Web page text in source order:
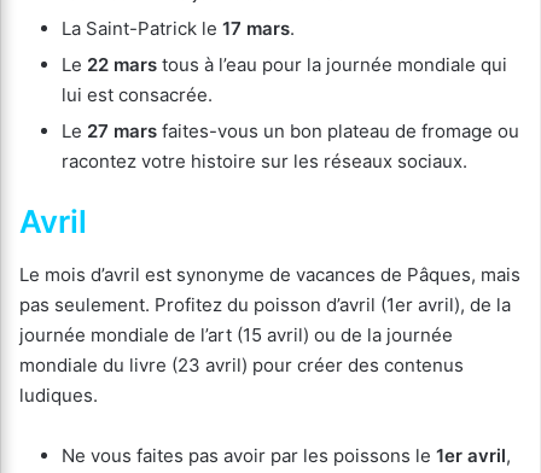
La Saint-Patrick le 17 mars.
Le 22 mars tous à l’eau pour la journée mondiale qui
lui est consacrée.
Le 27 mars faites-vous un bon plateau de fromage ou
racontez votre histoire sur les réseaux sociaux.
Avril
Le mois d’avril est synonyme de vacances de Pâques, mais
pas seulement. Profitez du poisson d’avril (1er avril), de la
journée mondiale de l’art (15 avril) ou de la journée
mondiale du livre (23 avril) pour créer des contenus
ludiques.
Ne vous faites pas avoir par les poissons le 1er avril,